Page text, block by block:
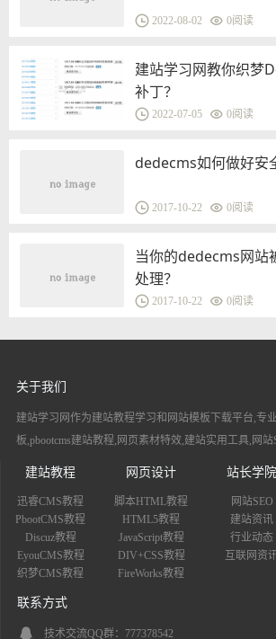
2022-08-02 0阅读
建站学习网教你织梦
补丁？
2022-07-05 0阅读
dedecms如何做好安
2017-10-22 0阅读
当你的dedecms网站
处理？
2017-10-22 0阅读
关于我们
建站学习网作为建站教程学习和网站模板下载平台,专
板,pbootcms建站教程,网页素材特效,建站实用工具,网站
建站教程
迅睿CMS教程
PbootCMS教程
Discuz教程
EyouCMS教程
织梦CMS教程
网页设计
脚本HTML教程
HTML5教程
JavaScript教程
DIV+CSS教程
FireWorks教程
站长学院
网站SEO
建站资讯
行业动态
互联网资
联系方式
技术交流QQ群：777378542